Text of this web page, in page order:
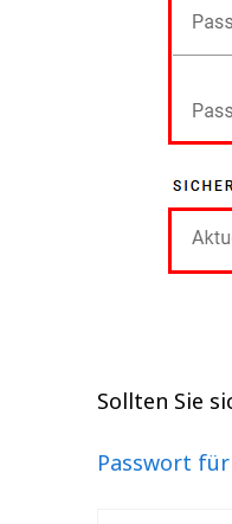
Sollten Sie
Passwort